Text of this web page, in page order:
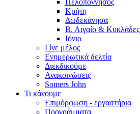
Πελοπόννησος
Κρήτη
Δωδεκάνησα
Β. Αιγαίο & Κυκλάδες
Ιόνιο
Γίνε μέλος
Ενημερωτικά δελτία
Διεκδικούμε
Ανακοινώσεις
Somers John
Τι κάνουμε
Επιμόρφωση - εργαστήρια
Προγράμματα